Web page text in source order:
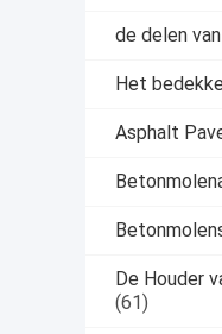
de delen
Het
Asphalt
De Houder
(61)